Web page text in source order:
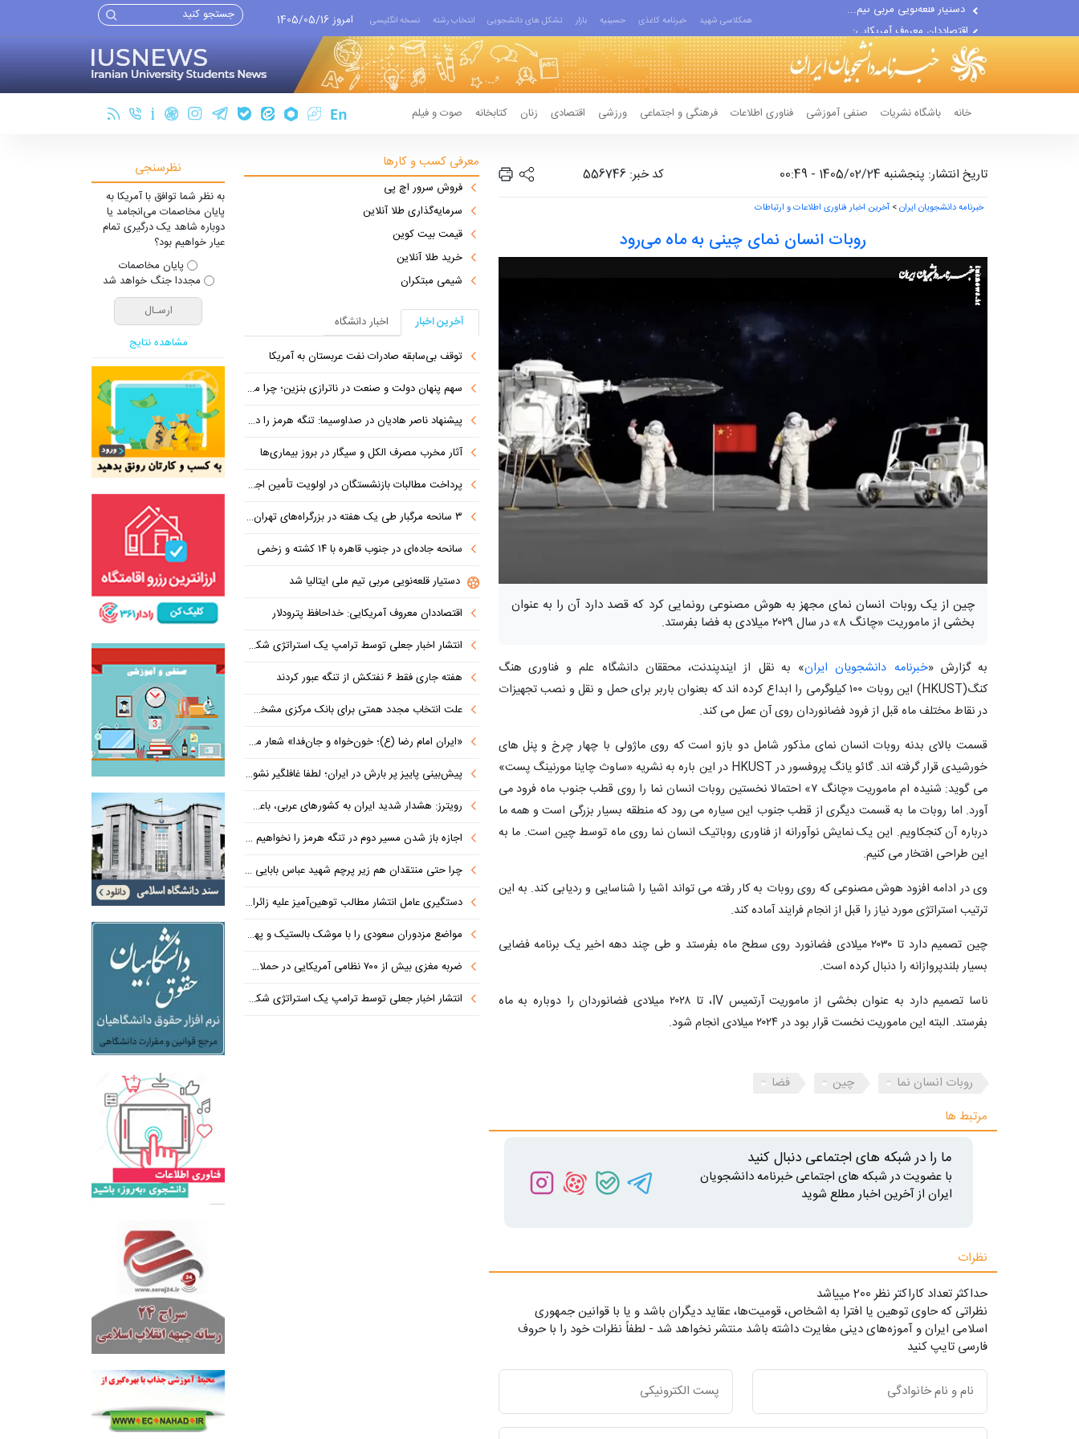
اقتصاددان معروف آمریکایی:...
انتشار اخبار جعلی توسط...
همکلاسی شهید خبرنامه کاغذی حسینیه بازار تشکل های دانشجویی انتخاب رشته نسخه انگلیسی امروز 1405/05/16
خانه باشگاه نشریات صنفی آموزشی فناوری اطلاعات فرهنگی و اجتماعی ورزشی اقتصادی زنان کتابخانه صوت و فیلم
تاریخ انتشار: پنجشنبه 1405/02/24 - 00:49 کد خبر: 556746
خبرنامه دانشجویان ایران> آخرین اخبار فناوری اطلاعات و ارتباطات
روبات انسان نمای چینی به ماه می‌رود
چین از یک روبات انسان نمای مجهز به هوش مصنوعی رونمایی کرد که قصد دارد آن را به عنوان
بخشی از ماموریت «چانگ ۸» در سال ۲۰۲۹ میلادی به فضا بفرستد.
به گزارش «خبرنامه دانشجویان ایران» به نقل از ایندپندنت، محققان دانشگاه علم و فناوری هنگ
کنگ(HKUST) این روبات ۱۰۰ کیلوگرمی را ابداع کرده اند که بعنوان باربر برای حمل و نقل و نصب تجهیزات
در نقاط مختلف ماه قبل از فرود فضانوردان روی آن عمل می کند.
قسمت بالای بدنه روبات انسان نمای مذکور شامل دو بازو است که روی ماژولی با چهار چرخ و پنل های
خورشیدی قرار گرفته اند. گائو یانگ پروفسور در HKUST در این باره به نشریه «ساوث چاینا مورنینگ پست»
می گوید: شنیده ام ماموریت «چانگ ۷» احتمالا نخستین روبات انسان نما را روی قطب جنوب ماه فرود می
آورد. اما روبات ما به قسمت دیگری از قطب جنوب این سیاره می رود که منطقه بسیار بزرگی است و همه ما
درباره آن کنجکاویم. این یک نمایش نوآورانه از فناوری روباتیک انسان نما روی ماه توسط چین است. ما به
این طراحی افتخار می کنیم.
وی در ادامه افزود هوش مصنوعی که روی روبات به کار رفته می تواند اشیا را شناسایی و ردیابی کند. به این
ترتیب استراتژی مورد نیاز را قبل از انجام فرایند آماده کند.
چین تصمیم دارد تا ۲۰۳۰ میلادی فضانورد روی سطح ماه بفرستد و طی چند دهه اخیر یک برنامه فضایی
بسیار بلندپروازانه را دنبال کرده است.
ناسا تصمیم دارد به عنوان بخشی از ماموریت آرتمیس IV، تا ۲۰۲۸ میلادی فضانوردان را دوباره به ماه
بفرستد. البته این ماموریت نخست قرار بود در ۲۰۲۴ میلادی انجام شود.
روبات انسان نما چین
فضا
مرتبط ها
ما را در شبکه های اجتماعی دنبال کنید
با عضویت در شبکه های اجتماعی خبرنامه دانشجویان
ایران از آخرین اخبار مطلع شوید
نظرات
حداکثر تعداد کاراکتر نظر 200 ميياشد
نظراتی که حاوی توهین یا افترا به اشخاص، قومیت‌ها، عقاید دیگران باشد و یا با قوانین جمهوری
اسلامی ایران و آموزه‌های دینی مغایرت داشته باشد منتشر نخواهد شد - لطفاً نظرات خود را با حروف
فارسی تایپ کنید
معرفی کسب و کارها
فروش سرور اچ پی
سرمایه‌گذاری طلا آنلاین
قیمت بیت کوین
خرید طلا آنلاین
شیمی مبتکران
آخرین اخبار
اخبار دانشگاه
توقف بی‌سابقه صادرات نفت عربستان به آمریکا
سهم پنهان دولت و صنعت در ناترازی بنزین؛ چرا مردم مقصر اصلی نیستند؟
پیشنهاد ناصر هادیان در صداوسیما: تنگه هرمز را در ازای رفع تحریم معامله کنیم
آثار مخرب مصرف الکل و سیگار در بروز بیماری‌ها
پرداخت مطالبات بازنشستگان در اولویت تأمین اجتماعی؛ پیگیری برای تأمین منابع ادامه دارد
۳ سانحه مرگبار طی یک هفته در بزرگراه‌های تهران؛ هشدار دوباره به رانندگان و عابران
سانحه جاده‌ای در جنوب قاهره با ۱۴ کشته و زخمی
دستیار قلعه‌نویی مربی تیم ملی ایتالیا شد
اقتصاددان معروف آمریکایی: خداحافظ پترودلار
انتشار اخبار جعلی توسط ترامپ یک استراتژی شکست خورده است
هفته جاری فقط ۶ نفتکش از تنگه عبور کردند
علت انتخاب مجدد همتی برای بانک مرکزی مشخص شد: پزشکیان هنوز هم متوجه نشده است چرا همتی استیضاح شد!
«ایران امام رضا (ع)؛ خون‌خواه و جان‌فدا» شعار محوری دهه پایانی صفر شد
پیش‌بینی پاییز پر بارش در ایران؛ لطفا غافلگیر نشوید
رویترز: هشدار شدید ایران به کشورهای عربی، باعث توقف حمله آمریکا شد
اجازه باز شدن مسیر دوم در تنگه هرمز را نخواهیم داد
چرا حتی منتقدان هم زیر پرچم شهید عباس بابایی ایستادند؟
دستگیری عامل انتشار مطالب توهین‌آمیز علیه زائران اربعین در فضای مجازی
مواضع مزدوران سعودی را با موشک بالستیک و پهپاد در هم شکستیم
ضربه مغزی بیش از ۷۰۰ نظامی آمریکایی در حملات ایران
انتشار اخبار جعلی توسط ترامپ یک استراتژی شکست خورده است
نظرسنجی
به نظر شما توافق با آمریکا به
پایان مخاصمات می‌انجامد یا
دوباره شاهد یک درگیری تمام
عیار خواهیم بود؟
پایان مخاصمات
مجددا جنگ خواهد شد
مشاهده نتایج